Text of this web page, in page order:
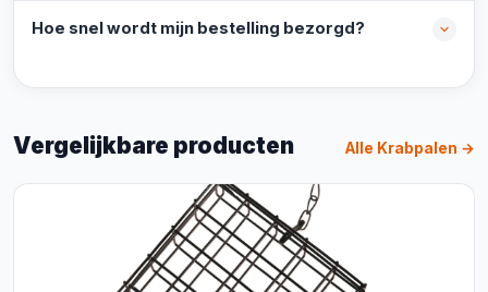
Hoe snel wordt mijn bestelling bezorgd?
Vergelijkbare producten Alle Krabpalen →